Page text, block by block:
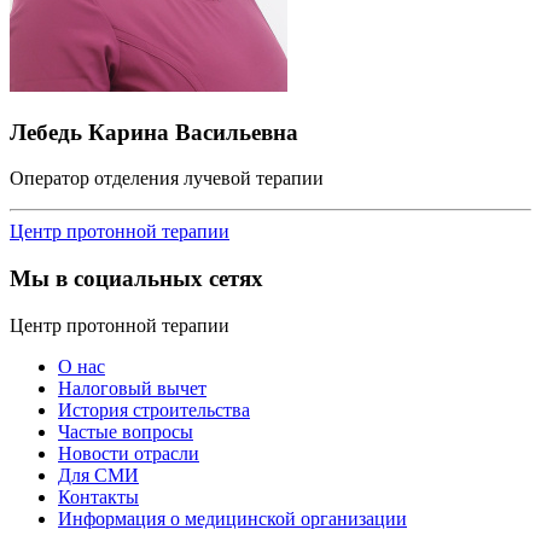
Лебедь Карина Васильевна
Оператор отделения лучевой терапии
Центр протонной терапии
Мы в социальных сетях
Центр протонной терапии
О нас
Налоговый вычет
История строительства
Частые вопросы
Новости отрасли
Для СМИ
Контакты
Информация о медицинской организации